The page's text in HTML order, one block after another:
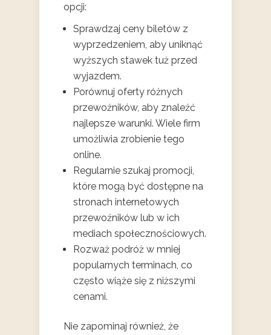
opcji:
Sprawdzaj ceny biletów z
wyprzedzeniem, aby uniknąć
wyższych stawek tuż przed
wyjazdem.
Porównuj oferty różnych
przewoźników, aby znaleźć
najlepsze warunki. Wiele firm
umożliwia zrobienie tego
online.
Regularnie szukaj promocji,
które mogą być dostępne na
stronach internetowych
przewoźników lub w ich
mediach społecznościowych.
Rozważ podróż w mniej
popularnych terminach, co
często wiąże się z niższymi
cenami.
Nie zapominaj również, że